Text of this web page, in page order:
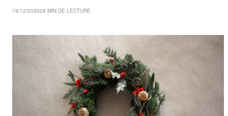
19/12/202528 MIN DE LECTURE